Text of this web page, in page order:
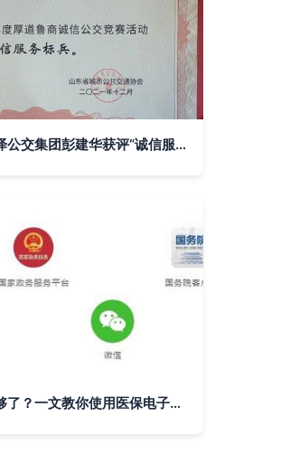
【树诚信典范】菏泽公交集团彭建华获评“诚信服务标兵” 打造诚信交通的新标杆
就医购药带手机就够了？一文教你使用医保电子凭证